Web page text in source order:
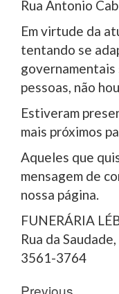
Rua Antonio
Em virtude da
tentando se
governamentais
pessoas, não
Estiveram
mais próximos
Aqueles que
mensagem de
nossa página.
FUNERÁRIA
Rua da
3561-3764
Previous